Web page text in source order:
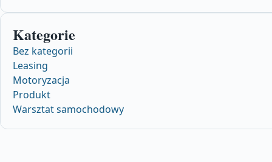
Kategorie
Bez kategorii
Leasing
Motoryzacja
Produkt
Warsztat samochodowy